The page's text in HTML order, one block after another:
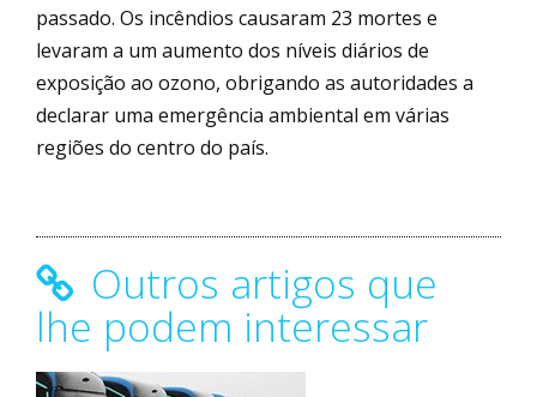
passado. Os incêndios causaram 23 mortes e
levaram a um aumento dos níveis diários de
exposição ao ozono, obrigando as autoridades a
declarar uma emergência ambiental em várias
regiões do centro do país.
Outros artigos que
lhe podem interessar